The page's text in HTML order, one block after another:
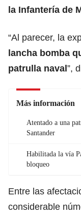
la Infantería de
“Al parecer, la
lancha bomba
patrulla naval”,
Más información
Atentado a una
Santander
Habilitada la vía
bloqueo
Entre las
considerable